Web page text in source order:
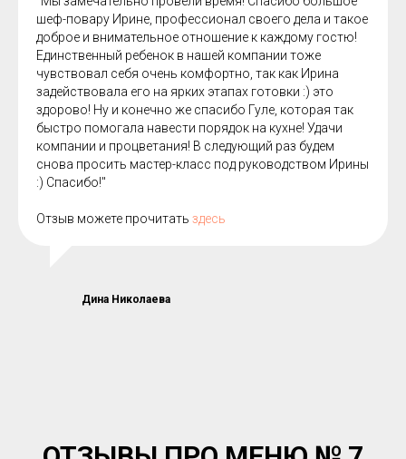
шеф-повару Ирине, профессионал своего дела и такое
доброе и внимательное отношение к каждому гостю!
Единственный ребенок в нашей компании тоже
чувствовал себя очень комфортно, так как Ирина
задействовала его на ярких этапах готовки :) это
здорово! Ну и конечно же спасибо Гуле, которая так
быстро помогала навести порядок на кухне! Удачи
компании и процветания! В следующий раз будем
снова просить мастер-класс под руководством Ирины
:) Спасибо!"
Отзыв можете прочитать здесь
Дина Николаева